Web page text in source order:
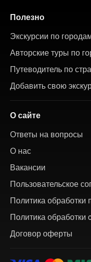
Полезно
Экскурсии по
Авторские туры по
Путеводитель по
Добавить свою
О сайте
Ответы на вопросы
О нас
Вакансии
Пользовательское
Политика
Политика обработки
Договор оферты